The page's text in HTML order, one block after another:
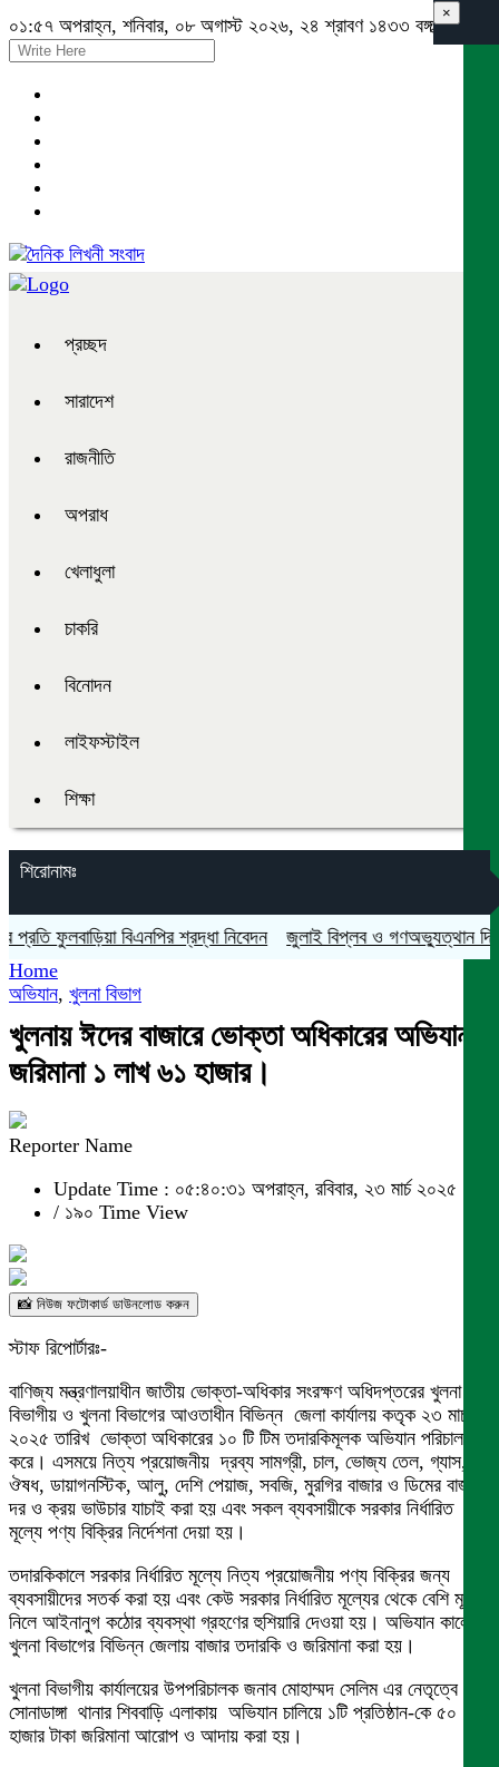
০১:৫৭ অপরাহ্ন, শনিবার, ০৮ অগাস্ট ২০২৬, ২৪ শ্রাবণ ১৪৩৩ বঙ্গাব্দ
প্রচ্ছদ
সারাদেশ
রাজনীতি
অপরাধ
খেলাধুলা
চাকরি
বিনোদন
লাইফস্টাইল
শিক্ষা
শিরোনামঃ
বিএনপির শ্রদ্ধা নিবেদন জুলাই বিপ্লব ও গণঅভ্যুত্থান দিবস
×
Home
অভিযান, খুলনা বিভাগ
খুলনায় ঈদের বাজারে ভোক্তা অধিকারের অভিযানঃ
জরিমানা ১ লাখ ৬১ হাজার।
Reporter Name
Update Time : ০৫:৪০:৩১ অপরাহ্ন, রবিবার, ২৩ মার্চ ২০২৫
/ ১৯০ Time View
📸 নিউজ ফটোকার্ড ডাউনলোড করুন
স্টাফ রিপোর্টারঃ-
বাণিজ্য মন্ত্রণালয়াধীন জাতীয় ভোক্তা-অধিকার সংরক্ষণ অধিদপ্তরের খুলনা
বিভাগীয় ও খুলনা বিভাগের আওতাধীন বিভিন্ন জেলা কার্যালয় কতৃক ২৩ মার্চ
২০২৫ তারিখ ভোক্তা অধিকারের ১০ টি টিম তদারকিমূলক অভিযান পরিচালনা
করে। এসময়ে নিত্য প্রয়োজনীয় দ্রব্য সামগ্রী, চাল, ভোজ্য তেল, গ্যাস,
ঔষধ, ডায়াগনস্টিক, আলু, দেশি পেয়াজ, সবজি, মুরগির বাজার ও ডিমের বাজার
দর ও ক্রয় ভাউচার যাচাই করা হয় এবং সকল ব্যবসায়ীকে সরকার নির্ধারিত
মূল্যে পণ্য বিক্রির নির্দেশনা দেয়া হয়।
তদারকিকালে সরকার নির্ধারিত মূল্যে নিত্য প্রয়োজনীয় পণ্য বিক্রির জন্য
ব্যবসায়ীদের সতর্ক করা হয় এবং কেউ সরকার নির্ধারিত মূল্যের থেকে বেশি মূল্য
নিলে আইনানুগ কঠোর ব্যবস্থা গ্রহণের হুশিয়ারি দেওয়া হয়। অভিযান কালে
খুলনা বিভাগের বিভিন্ন জেলায় বাজার তদারকি ও জরিমানা করা হয়।
খুলনা বিভাগীয় কার্যালয়ের উপপরিচালক জনাব মোহাম্মদ সেলিম এর নেতৃত্বে
সোনাডাঙ্গা থানার শিববাড়ি এলাকায় অভিযান চালিয়ে ১টি প্রতিষ্ঠান-কে ৫০
হাজার টাকা জরিমানা আরোপ ও আদায় করা হয়।